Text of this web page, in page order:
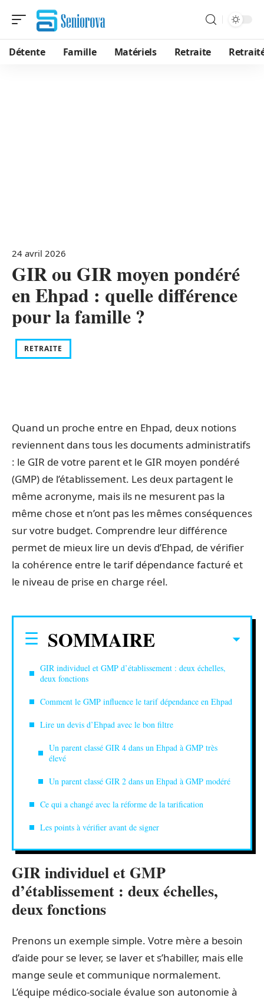
Détente Famille Matériels Retraite
24 avril 2026
GIR ou GIR moyen pondéré
en Ehpad : quelle différence
pour la famille ?
RETRAITE
Quand un proche entre en Ehpad, deux notions
reviennent dans tous les documents administratifs
: le GIR de votre parent et le GIR moyen pondéré
(GMP) de l’établissement. Les deux partagent le
même acronyme, mais ils ne mesurent pas la
même chose et n’ont pas les mêmes conséquences
sur votre budget. Comprendre leur différence
permet de mieux lire un devis d’Ehpad, de vérifier
la cohérence entre le tarif dépendance facturé et
le niveau de prise en charge réel.
SOMMAIRE
GIR individuel et GMP d’établissement : deux échelles,
deux fonctions
Comment le GMP influence le tarif dépendance en Ehpad
Lire un devis d’Ehpad avec le bon filtre
Un parent classé GIR 4 dans un Ehpad à GMP très
élevé
Un parent classé GIR 2 dans un Ehpad à GMP modéré
Ce qui a changé avec la réforme de la tarification
Les points à vérifier avant de signer
GIR individuel et GMP
d’établissement : deux échelles,
deux fonctions
Prenons un exemple simple. Votre mère a besoin
d’aide pour se lever, se laver et s’habiller, mais elle
mange seule et communique normalement.
L’équipe médico-sociale évalue son autonomie à